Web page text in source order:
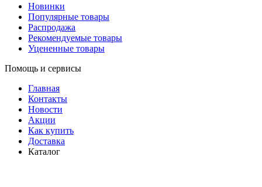
Новинки
Популярные товары
Распродажа
Рекомендуемые товары
Уцененные товары
Помощь и сервисы
Главная
Контакты
Новости
Акции
Как купить
Доставка
Каталог